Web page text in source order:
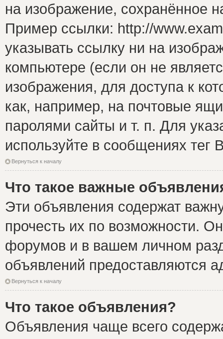
на изображение, сохранённое
Пример ссылки: http://
указывать ссылку ни на
компьютере (если он не
изображения, для доступа к
как, например, на почтовые
паролями сайты и т. п. Для
используйте в сообщениях тег
Вернуться к началу
Что такое важные
Эти объявления содержат
прочесть их по возможности.
форумов и в вашем личном
объявлений предоставляются
Вернуться к началу
Что такое объявления?
Объявления чаще всего